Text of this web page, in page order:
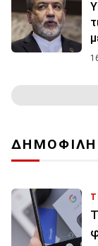
ΔΗΜΟΦΙΛΗ